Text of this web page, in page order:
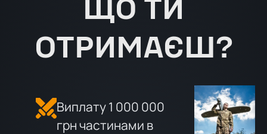
ЩО ТИ
ОТРИМАЄШ?
Виплату 1 000 000
грн частинами в